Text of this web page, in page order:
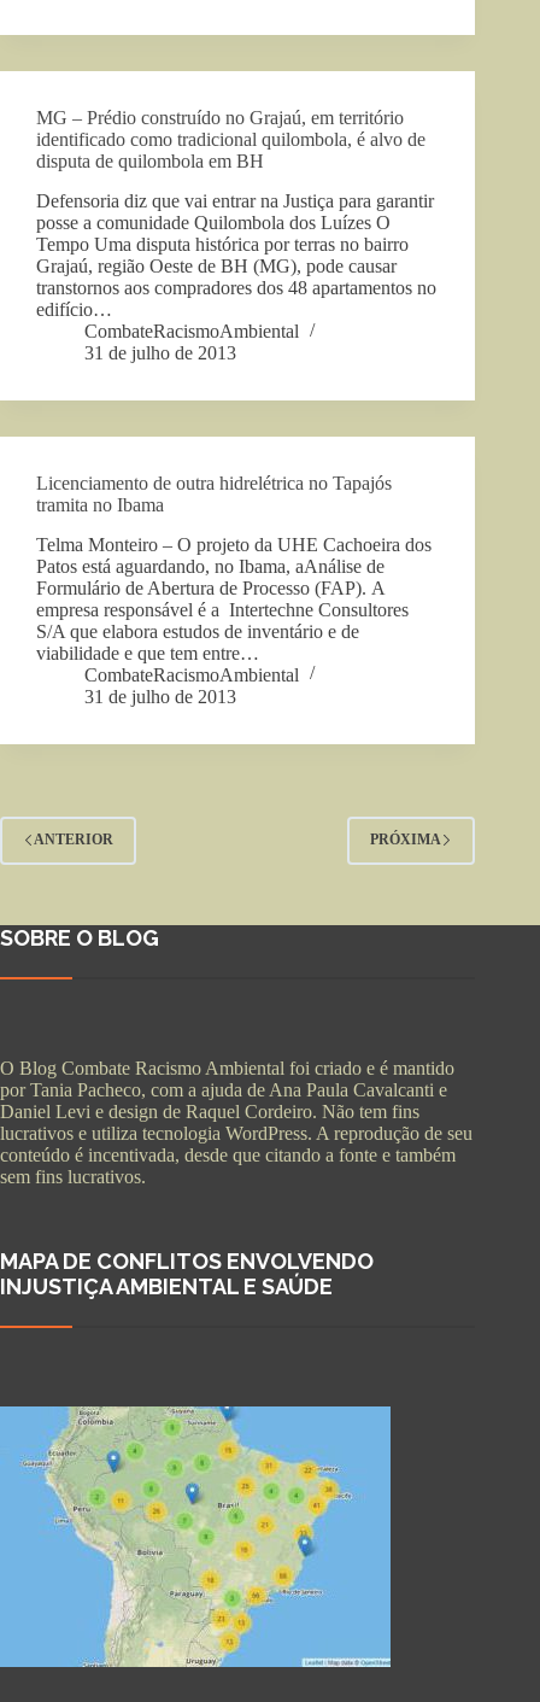
MG – Prédio construído no Grajaú, em território
identificado como tradicional quilombola, é alvo de
disputa de quilombola em BH
Defensoria diz que vai entrar na Justiça para garantir
posse a comunidade Quilombola dos Luízes O
Tempo Uma disputa histórica por terras no bairro
Grajaú, região Oeste de BH (MG), pode causar
transtornos aos compradores dos 48 apartamentos no
edifício…
CombateRacismoAmbiental
31 de julho de 2013
Licenciamento de outra hidrelétrica no Tapajós
tramita no Ibama
Telma Monteiro – O projeto da UHE Cachoeira dos
Patos está aguardando, no Ibama, aAnálise de
Formulário de Abertura de Processo (FAP). A
empresa responsável é a Intertechne Consultores
S/A que elabora estudos de inventário e de
viabilidade e que tem entre…
CombateRacismoAmbiental
31 de julho de 2013
ANTERIOR PRÓXIMA
SOBRE O BLOG
O Blog Combate Racismo Ambiental foi criado e é mantido
por Tania Pacheco, com a ajuda de Ana Paula Cavalcanti e
Daniel Levi e design de Raquel Cordeiro. Não tem fins
lucrativos e utiliza tecnologia WordPress. A reprodução de seu
conteúdo é incentivada, desde que citando a fonte e também
sem fins lucrativos.
MAPA DE CONFLITOS ENVOLVENDO
INJUSTIÇA AMBIENTAL E SAÚDE